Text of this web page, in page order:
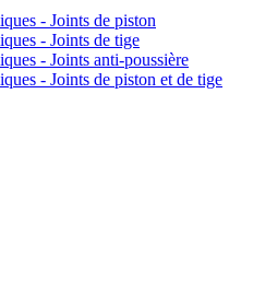
- Joints de piston
- Joints de tige
- Joints anti-poussière
- Joints de piston et de tige